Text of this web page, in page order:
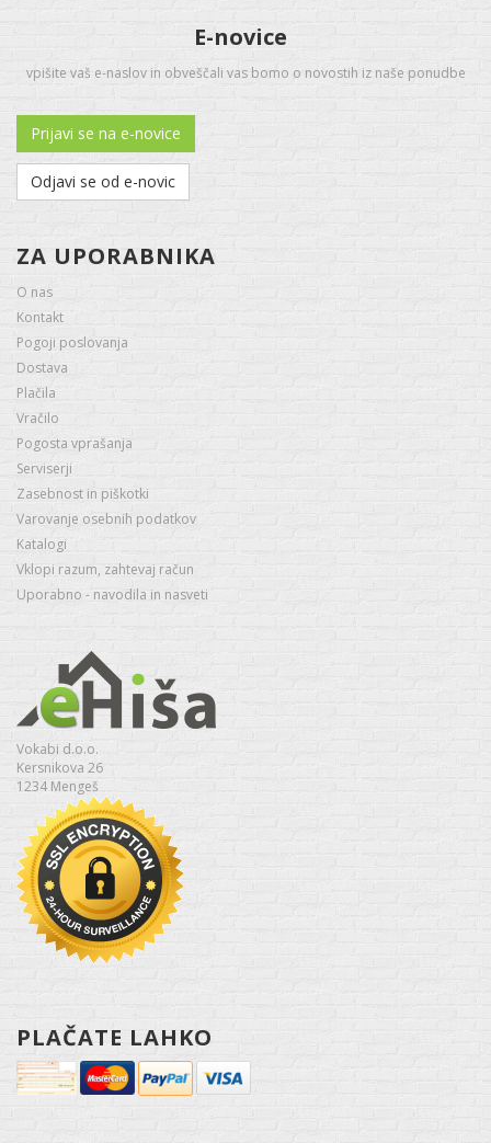
E-novice
vpišite vaš e-naslov in obveščali vas bomo o novostih iz naše ponudbe
Prijavi se na e-novice
Odjavi se od e-novic
ZA UPORABNIKA
O nas
Kontakt
Pogoji poslovanja
Dostava
Plačila
Vračilo
Pogosta vprašanja
Serviserji
Zasebnost in piškotki
Varovanje osebnih podatkov
Katalogi
Vklopi razum, zahtevaj račun
Uporabno - navodila in nasveti
Vokabi d.o.o.
Kersnikova 26
1234 Mengeš
PLAČATE LAHKO